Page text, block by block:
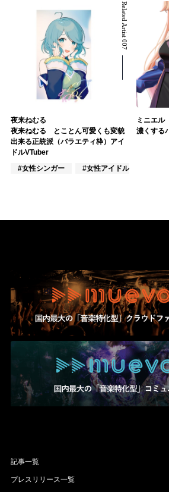
Related Artist 007
夜来ねむる
夜来ねむる とことん可愛くも変貌
出来る正統派（バラエティ枠）アイ
ドルVTuber
#女性シンガー
#女性アイドル
ミニエ
濃くする
記事一覧
プレスリリース一覧